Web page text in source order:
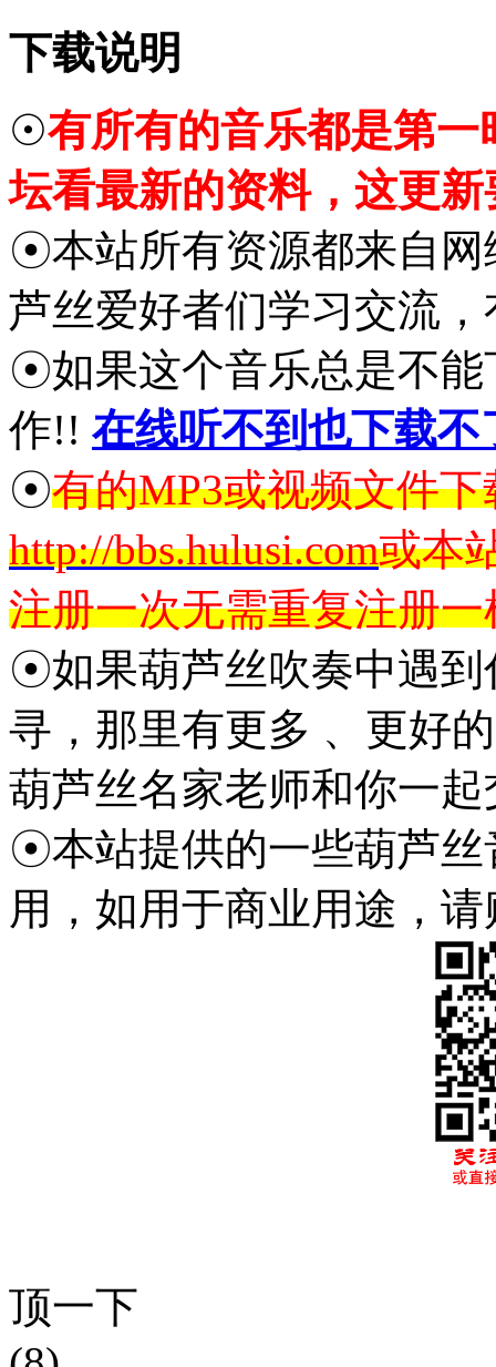
下载说明
☉有所有的音乐都是第
坛看最新的资料，这更
☉本站所有资源都来自网
芦丝爱好者们学习交流
☉如果这个音乐总是不能
作!! 在线听不到也下载不
☉有的MP3或视频文件
http://bbs.hulusi.com或本
注册一次无需重复注册
☉如果葫芦丝吹奏中遇到
寻，那里有更多 、更好
葫芦丝名家老师和你一起
☉本站提供的一些葫芦丝
用，如用于商业用途，
顶一下